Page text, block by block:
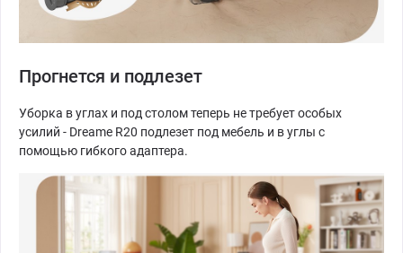
Прогнется и подлезет
Уборка в углах и под столом теперь не требует особых
усилий - Dreame R20 подлезет под мебель и в углы с
помощью гибкого адаптера.